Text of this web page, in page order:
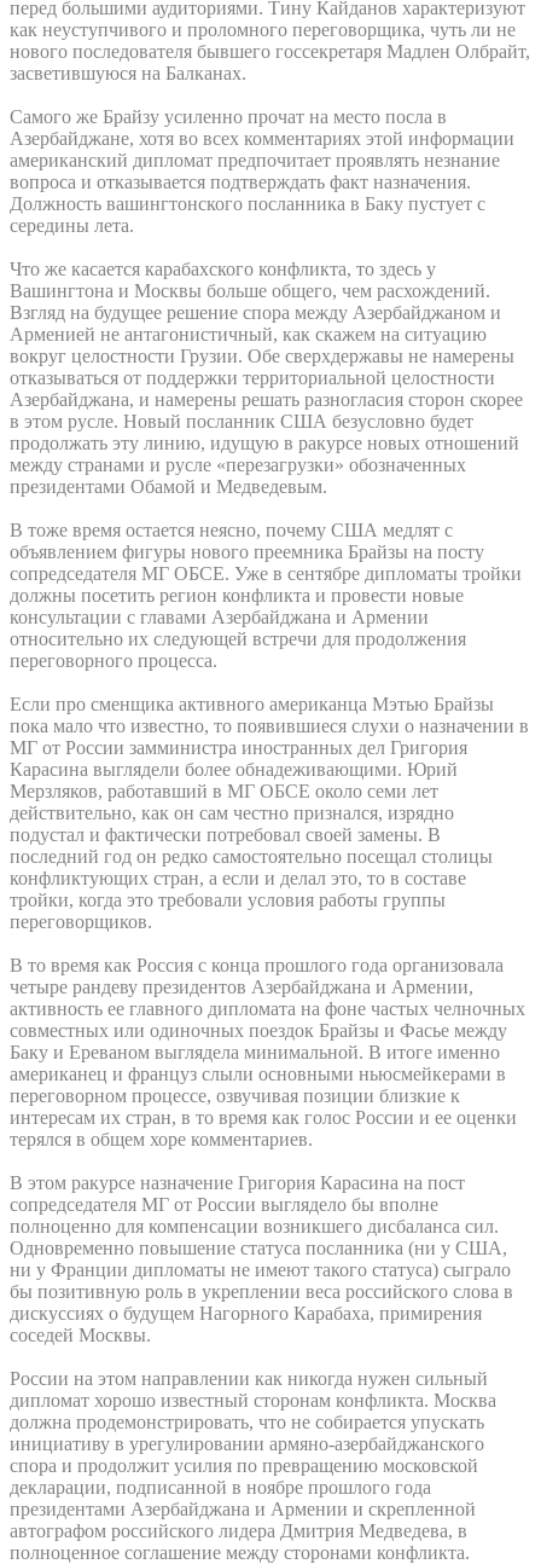
перед большими аудиториями. Тину Кайданов характеризуют
как неуступчивого и проломного переговорщика, чуть ли не
нового последователя бывшего госсекретаря Мадлен Олбрайт,
засветившуюся на Балканах.
Самого же Брайзу усиленно прочат на место посла в
Азербайджане, хотя во всех комментариях этой информации
американский дипломат предпочитает проявлять незнание
вопроса и отказывается подтверждать факт назначения.
Должность вашингтонского посланника в Баку пустует с
середины лета.
Что же касается карабахского конфликта, то здесь у
Вашингтона и Москвы больше общего, чем расхождений.
Взгляд на будущее решение спора между Азербайджаном и
Арменией не антагонистичный, как скажем на ситуацию
вокруг целостности Грузии. Обе сверхдержавы не намерены
отказываться от поддержки территориальной целостности
Азербайджана, и намерены решать разногласия сторон скорее
в этом русле. Новый посланник США безусловно будет
продолжать эту линию, идущую в ракурсе новых отношений
между странами и русле «перезагрузки» обозначенных
президентами Обамой и Медведевым.
В тоже время остается неясно, почему США медлят с
объявлением фигуры нового преемника Брайзы на посту
сопредседателя МГ ОБСЕ. Уже в сентябре дипломаты тройки
должны посетить регион конфликта и провести новые
консультации с главами Азербайджана и Армении
относительно их следующей встречи для продолжения
переговорного процесса.
Если про сменщика активного американца Мэтью Брайзы
пока мало что известно, то появившиеся слухи о назначении в
МГ от России замминистра иностранных дел Григория
Карасина выглядели более обнадеживающими. Юрий
Мерзляков, работавший в МГ ОБСЕ около семи лет
действительно, как он сам честно признался, изрядно
подустал и фактически потребовал своей замены. В
последний год он редко самостоятельно посещал столицы
конфликтующих стран, а если и делал это, то в составе
тройки, когда это требовали условия работы группы
переговорщиков.
В то время как Россия с конца прошлого года организовала
четыре рандеву президентов Азербайджана и Армении,
активность ее главного дипломата на фоне частых челночных
совместных или одиночных поездок Брайзы и Фасье между
Баку и Ереваном выглядела минимальной. В итоге именно
американец и француз слыли основными ньюсмейкерами в
переговорном процессе, озвучивая позиции близкие к
интересам их стран, в то время как голос России и ее оценки
терялся в общем хоре комментариев.
В этом ракурсе назначение Григория Карасина на пост
сопредседателя МГ от России выглядело бы вполне
полноценно для компенсации возникшего дисбаланса сил.
Одновременно повышение статуса посланника (ни у США,
ни у Франции дипломаты не имеют такого статуса) сыграло
бы позитивную роль в укреплении веса российского слова в
дискуссиях о будущем Нагорного Карабаха, примирения
соседей Москвы.
России на этом направлении как никогда нужен сильный
дипломат хорошо известный сторонам конфликта. Москва
должна продемонстрировать, что не собирается упускать
инициативу в урегулировании армяно-азербайджанского
спора и продолжит усилия по превращению московской
декларации, подписанной в ноябре прошлого года
президентами Азербайджана и Армении и скрепленной
автографом российского лидера Дмитрия Медведева, в
полноценное соглашение между сторонами конфликта.